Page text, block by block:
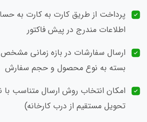
پرداخت از طریق کارت به کارت به
اطلاعات مندرج در پیش‌ فاکتور
بسته به نوع محصول و حجم سفارش
امکان انتخاب روش ارسال متناسب با
تحویل مستقیم از درب کارخانه)